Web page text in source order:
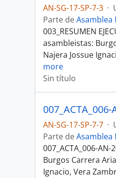
AN-SG-17-SP-7-3 ·
Parte deAsamblea
003_RESUMEN
asambleistas:
Najera Jossue
more
Sin título
AN-SG-17-SP-7-7 ·
Parte deAsamblea
007_ACTA_006-
Burgos Carrera
Ignacio, Vera